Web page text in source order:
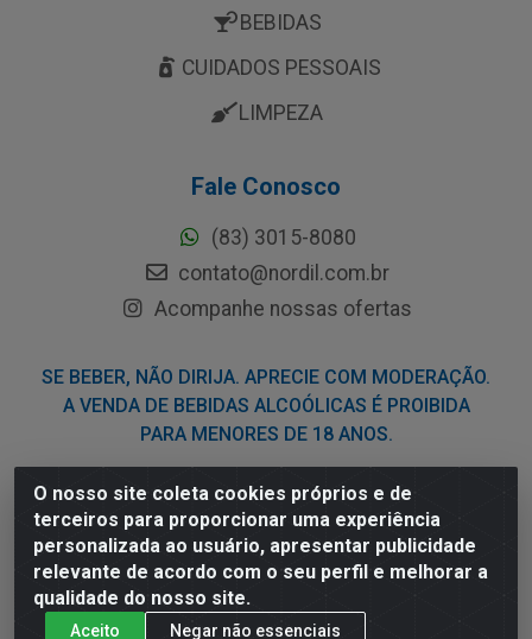
O nosso site coleta cookies próprios e de
terceiros para proporcionar uma experiência
personalizada ao usuário, apresentar publicidade
relevante de acordo com o seu perfil e melhorar a
qualidade do nosso site.
Aceito Negar não essenciais
BEBIDAS
CUIDADOS PESSOAIS
LIMPEZA
Fale Conosco
(83) 3015-8080
contato@nordil.com.br
Acompanhe nossas ofertas
SE BEBER, NÃO DIRIJA. APRECIE COM MODERAÇÃO.
A VENDA DE BEBIDAS ALCOÓLICAS É PROIBIDA
PARA MENORES DE 18 ANOS.
Nordil Distribuidora - Avenida Liberdade, 2738, Bloco F -
Sesi - Bayeux/PB - CEP 58.111-400 - CNPJ
03.775.813/0001-41